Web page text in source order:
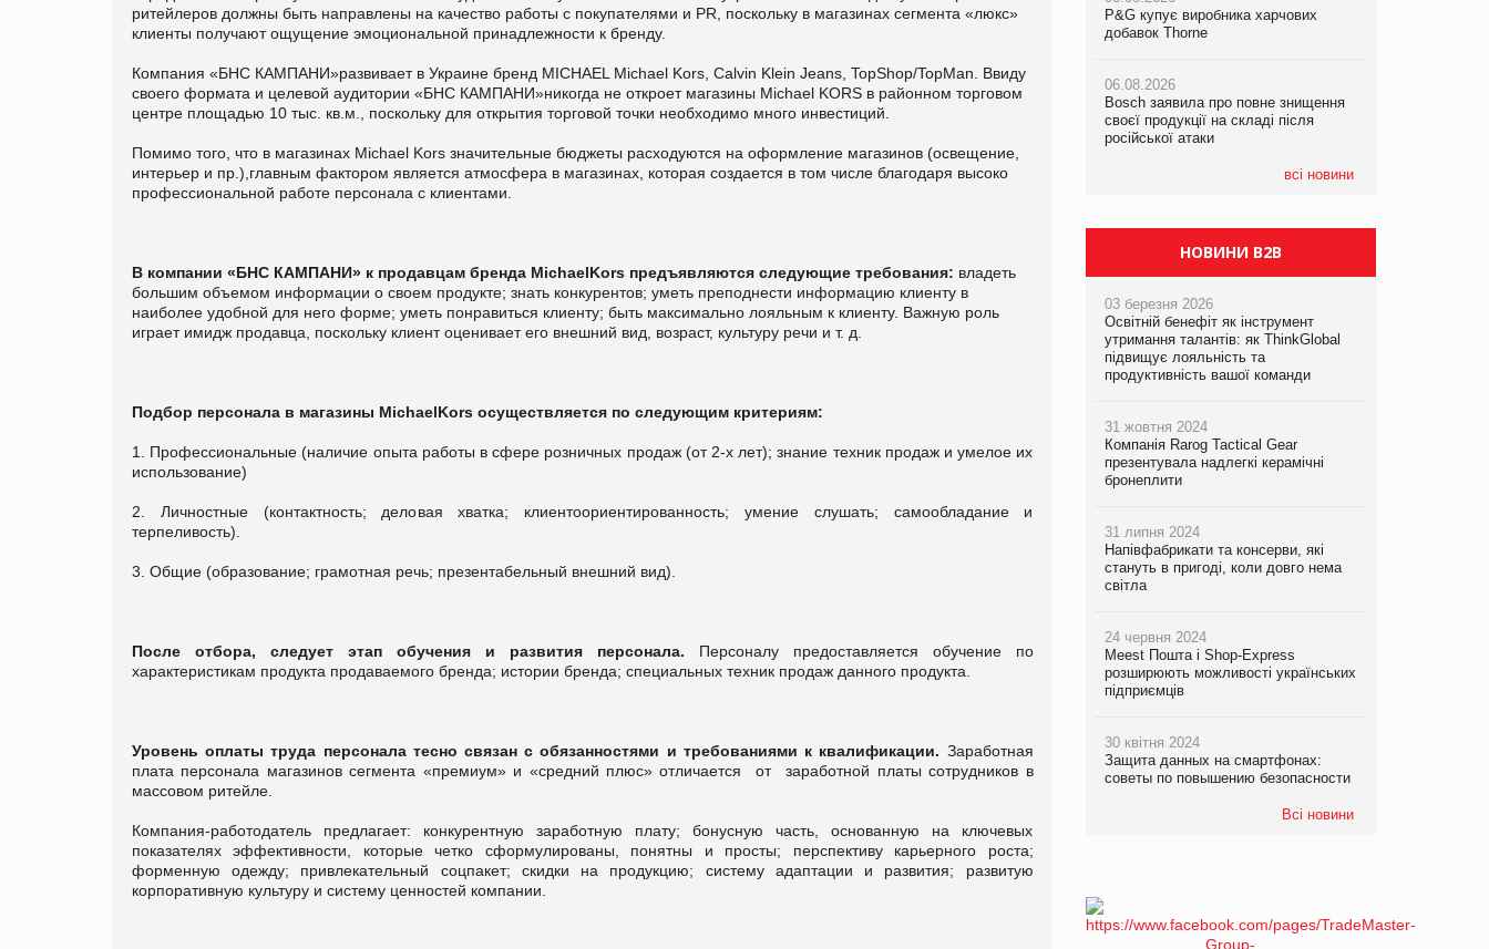
ритейлеров должны быть направлены на качество работы с покупателями и PR, поскольку в магазинах сегмента «люкс»
клиенты получают ощущение эмоциональной принадлежности к бренду.
Компания «БНС КАМПАНИ»развивает в Украине бренд MICHAEL Michael Kors, Calvin Klein Jeans, TopShop/TopMan. Ввиду
своего формата и целевой аудитории «БНС КАМПАНИ»никогда не откроет магазины Michael KORS в районном торговом
центре площадью 10 тыс. кв.м., поскольку для открытия торговой точки необходимо много инвестиций.
Помимо того, что в магазинах Michael Kors значительные бюджеты расходуются на оформление магазинов (освещение,
интерьер и пр.),главным фактором является атмосфера в магазинах, которая создается в том числе благодаря высоко
профессиональной работе персонала с клиентами.
В компании «БНС КАМПАНИ» к продавцам бренда MichaelKors предъявляются следующие требования: владеть
большим объемом информации о своем продукте; знать конкурентов; уметь преподнести информацию клиенту в
наиболее удобной для него форме; уметь понравиться клиенту; быть максимально лояльным к клиенту. Важную роль
играет имидж продавца, поскольку клиент оценивает его внешний вид, возраст, культуру речи и т. д.
Подбор персонала в магазины MichaelKors осуществляется по следующим критериям:
1. Профессиональные (наличие опыта работы в сфере розничных продаж (от 2-х лет); знание техник продаж и умелое их
использование)
2. Личностные (контактность; деловая хватка; клиентоориентированность; умение слушать; самообладание и
терпеливость).
3. Общие (образование; грамотная речь; презентабельный внешний вид).
После отбора, следует этап обучения и развития персонала. Персоналу предоставляется обучение по
характеристикам продукта продаваемого бренда; истории бренда; специальных техник продаж данного продукта.
Уровень оплаты труда персонала тесно связан с обязанностями и требованиями к квалификации. Заработная
плата персонала магазинов сегмента «премиум» и «средний плюс» отличается от заработной платы сотрудников в
массовом ритейле.
Компания-работодатель предлагает: конкурентную заработную плату; бонусную часть, основанную на ключевых
показателях эффективности, которые четко сформулированы, понятны и просты; перспективу карьерного роста;
форменную одежду; привлекательный соцпакет; скидки на продукцию; систему адаптации и развития; развитую
корпоративную культуру и систему ценностей компании.
P&G купує виробника харчових
добавок Thorne
06.08.2026
Bosch заявила про повне знищення
своєї продукції на складі після
російської атаки
всі новини
у VARUS з’явилися новинки від ТМ
ТОКЕРИ
Сергій Лісунов про заморожені
P&G купує виробника харчових
добавок Thorne
06.08.2026
Bosch заявила про повне знищення
своєї продукції на складі після
російської атаки
НОВИНИ B2B
03 березня 2026
Освітній бенефіт як інструмент
утримання талантів: як ThinkGlobal
підвищує лояльність та
продуктивність вашої команди
31 жовтня 2024
Компанія Rarog Tactical Gear
презентувала надлегкі керамічні
бронеплити
31 липня 2024
Напівфабрикати та консерви, які
стануть в пригоді, коли довго нема
світла
24 червня 2024
Meest Пошта і Shop-Express
розширюють можливості українських
підприємців
30 квітня 2024
Защита данных на смартфонах:
советы по повышению безопасности
Всі новини